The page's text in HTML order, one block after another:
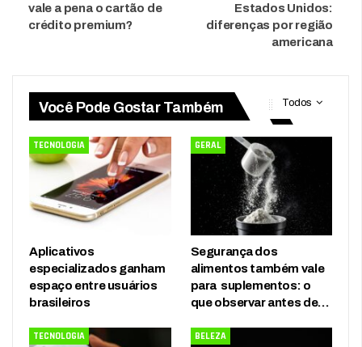
vale a pena o cartão de
crédito premium?
Estados Unidos:
diferenças por região
americana
Todos
Você Pode Gostar Também
TECNOLOGIA
Aplicativos
especializados ganham
espaço entre usuários
brasileiros
GERAL
Segurança dos
alimentos também vale
para suplementos: o
que observar antes de…
TECNOLOGIA BELEZA